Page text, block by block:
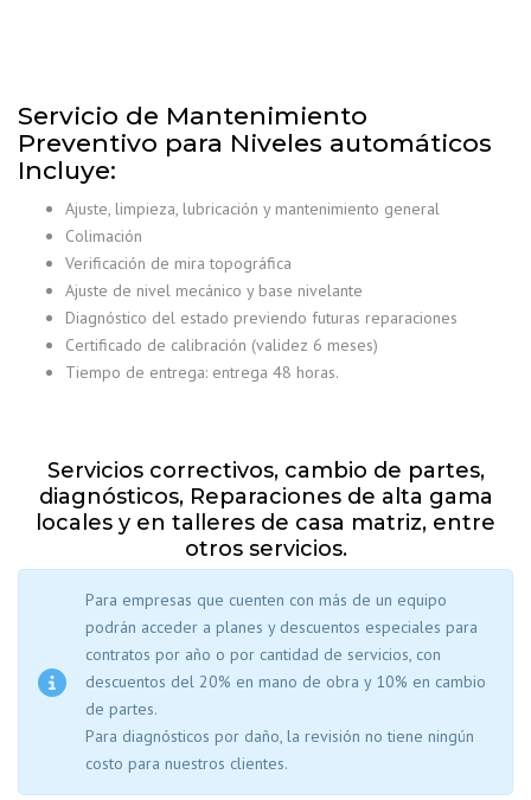
Servicio de Mantenimiento
Preventivo para Niveles automáticos
Incluye:
Ajuste, limpieza, lubricación y mantenimiento general
Colimación
Verificación de mira topográfica
Ajuste de nivel mecánico y base nivelante
Diagnóstico del estado previendo futuras reparaciones
Certificado de calibración (validez 6 meses)
Tiempo de entrega: entrega 48 horas.
Servicios correctivos, cambio de partes,
diagnósticos, Reparaciones de alta gama
locales y en talleres de casa matriz, entre
otros servicios.
Para empresas que cuenten con más de un equipo
podrán acceder a planes y descuentos especiales para
contratos por año o por cantidad de servicios, con
descuentos del 20% en mano de obra y 10% en cambio
de partes.
Para diagnósticos por daño, la revisión no tiene ningún
costo para nuestros clientes.